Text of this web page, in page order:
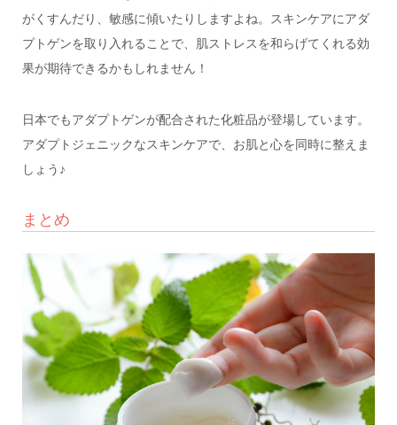
がくすんだり、敏感に傾いたりしますよね。スキンケアにアダ
プトゲンを取り入れることで、肌ストレスを和らげてくれる効
果が期待できるかもしれません！
日本でもアダプトゲンが配合された化粧品が登場しています。
アダプトジェニックなスキンケアで、お肌と心を同時に整えま
しょう♪
まとめ